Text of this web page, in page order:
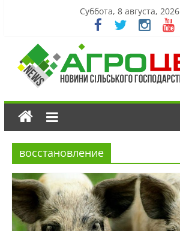
Суббота, 8 августа, 2026
восстановление